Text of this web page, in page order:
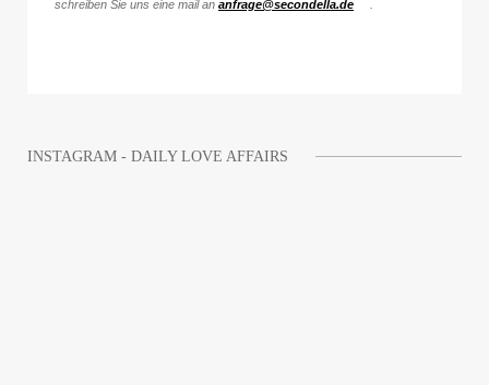
schreiben Sie uns eine mail an anfrage@secondella.de
INSTAGRAM - DAILY LOVE AFFAIRS